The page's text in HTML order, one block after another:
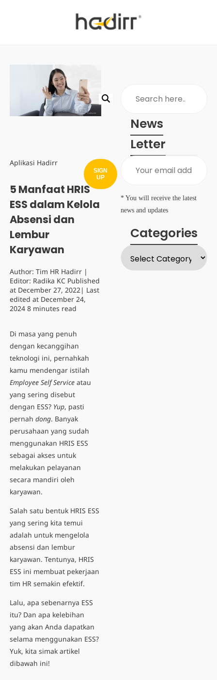
Aplikasi Hadirr
5 Manfaat HRIS
ESS dalam Kelola
Absensi dan
Lembur
Karyawan
Author: Tim HR Hadirr |
Editor: Radika KC Published
at December 27, 2022| Last
edited at December 24,
2024 8 minutes read
Di masa yang penuh
dengan kecanggihan
teknologi ini, pernahkah
kamu mendengar istilah
Employee Self Service atau
yang sering disebut
dengan ESS? Yup, pasti
pernah dong. Banyak
perusahaan yang sudah
menggunakan HRIS ESS
sebagai akses untuk
melakukan pelayanan
secara mandiri oleh
karyawan.
Salah satu bentuk HRIS ESS
yang sering kita temui
adalah untuk mengelola
absensi dan lembur
karyawan. Tentunya, HRIS
ESS ini membuat pekerjaan
tim HR semakin efektif.
Lalu, apa sebenarnya ESS
itu? Dan apa kelebihan
yang akan Anda dapatkan
selama menggunakan ESS?
Yuk, kita simak artikel
dibawah ini!
News
Letter
SIGN
UP
* You will receive the latest
news and updates
Categories